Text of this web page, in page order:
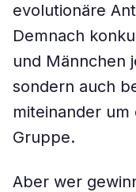
evolutionäre
Demnach
und Männchen
sondern auch
miteinander
Gruppe.
Aber wer